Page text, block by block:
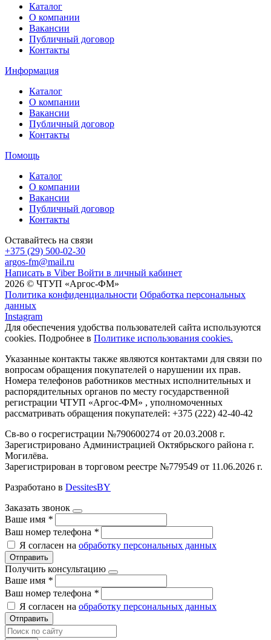
Каталог
О компании
Вакансии
Публичный договор
Контакты
Информация
Каталог
О компании
Вакансии
Публичный договор
Контакты
Помощь
Каталог
О компании
Вакансии
Публичный договор
Контакты
Оставайтесь на связи
+375 (29) 500-02-30
argos-fm@mail.ru
Написать в Viber Войти в личный кабинет
2026 © ЧТУП «Аргос-ФМ»
Политика конфиденциальности Обработка персональных
данных
Instagram
Для обеспечения удобства пользователей сайта используются
cookies. Подробнее в Политике использования cookies.
Указанные контакты также являются контактами для связи по
вопросам обращения покупателей о нарушении их прав.
Номера телефонов работников местных исполнительных и
распорядительных органов по месту государственной
регистрации ЧТУП «Аргос-ФМ» , уполномоченных
рассматривать обращения покупателей: +375 (222) 42-40-42
Св-во о госрегистрации №790600274 от 20.03.2008 г.
Зарегистрировано Администрацией Октябрьского района г.
Могилёва.
Зарегистрирован в торговом реестре №779549 от 11.06.2026 г.
Разработано в DessitesBY
Заказать звонок
Ваше имя *
Ваш номер телефона *
Я согласен на обработку персональных данных
Отправить
Получить консультацию
Ваше имя *
Ваш номер телефона *
Я согласен на обработку персональных данных
Отправить